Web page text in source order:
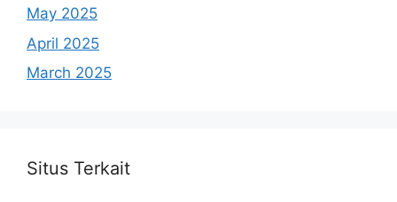
May 2025
April 2025
March 2025
Situs Terkait